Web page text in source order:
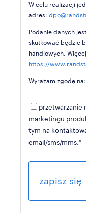
W celu realizacji
adres:
Podanie danych
skutkować będzie
handlowych.
https://
Wyrażam zgodę na:
przetwarzanie
marketingu
tym na
email/sms/mms.*